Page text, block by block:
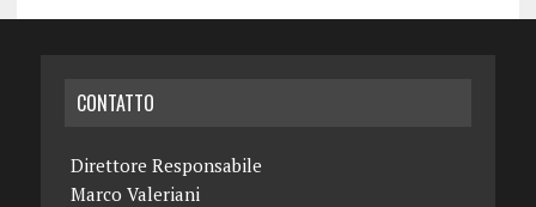
CONTATTO
Direttore Responsabile
Marco Valeriani